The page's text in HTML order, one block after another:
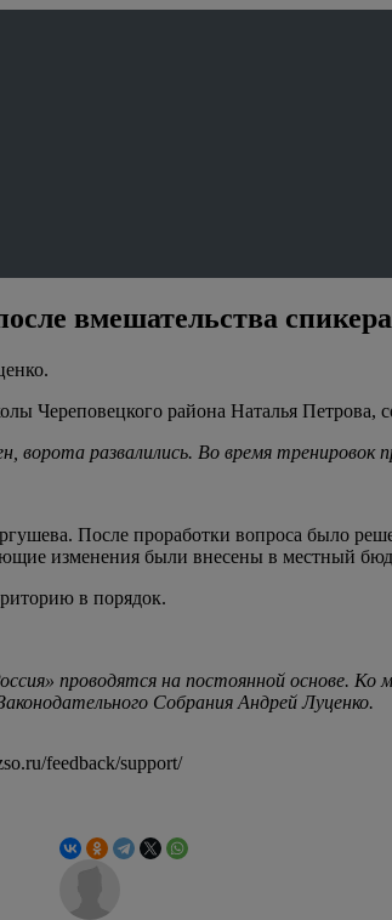
вмешательства
Череповецкого района Наталья Петрова,
ворота развалились. Во время тренировок
После проработки вопроса было
изменения были внесены в местный
в порядок.
проводятся на постоянной основе. Ко
Собрания Андрей Луценко.
feedback/support/